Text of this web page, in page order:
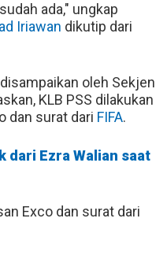
ada," ungkap
Iriawan dikutip dari
oleh Sekjen
KLB PSS dilakukan
dan surat dari FIFA.
dari Ezra Walian saat
Exco dan surat dari